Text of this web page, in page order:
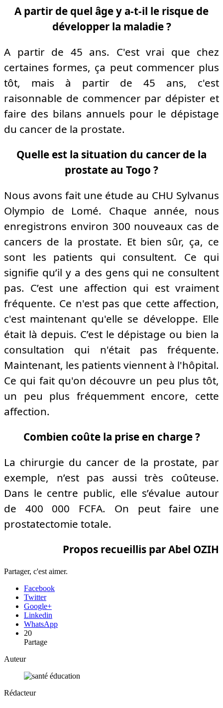
A partir de quel âge y a-t-il le risque de
développer la maladie ?
A partir de 45 ans. C'est vrai que chez
certaines formes, ça peut commencer plus
tôt, mais à partir de 45 ans, c'est
raisonnable de commencer par dépister et
faire des bilans annuels pour le dépistage
du cancer de la prostate.
Quelle est la situation du cancer de la
prostate au Togo ?
Nous avons fait une étude au CHU Sylvanus
Olympio de Lomé. Chaque année, nous
enregistrons environ 300 nouveaux cas de
cancers de la prostate. Et bien sûr, ça, ce
sont les patients qui consultent. Ce qui
signifie qu’il y a des gens qui ne consultent
pas. C’est une affection qui est vraiment
fréquente. Ce n'est pas que cette affection,
c'est maintenant qu'elle se développe. Elle
était là depuis. C’est le dépistage ou bien la
consultation qui n'était pas fréquente.
Maintenant, les patients viennent à l'hôpital.
Ce qui fait qu'on découvre un peu plus tôt,
un peu plus fréquemment encore, cette
affection.
Combien coûte la prise en charge ?
La chirurgie du cancer de la prostate, par
exemple, n’est pas aussi très coûteuse.
Dans le centre public, elle s’évalue autour
de 400 000 FCFA. On peut faire une
prostatectomie totale.
Propos recueillis par Abel OZIH
Partager, c'est aimer.
Facebook
Twitter
Google+
Linkedin
WhatsApp
20
Partage
Auteur
Rédacteur